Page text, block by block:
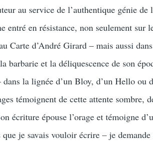
au service de l’authentique génie de
entré en résistance, non seulement sur
Carte d’André Girard – mais aussi
barbarie et la déliquescence de son
la lignée d’un Bloy, d’un Hello ou
témoignent de cette attente sombre,
écriture épouse l’orage et témoigne
je savais vouloir écrire – je demande